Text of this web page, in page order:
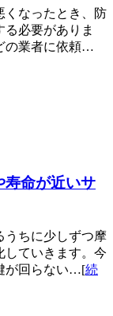
くなったとき、防
必要がありま
の業者に依頼…
寿命が近いサ
うちに少しずつ摩
していきます。今
が回らない…[続